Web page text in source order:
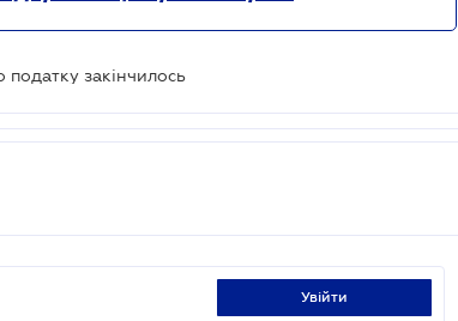
податку закінчилось
увійти